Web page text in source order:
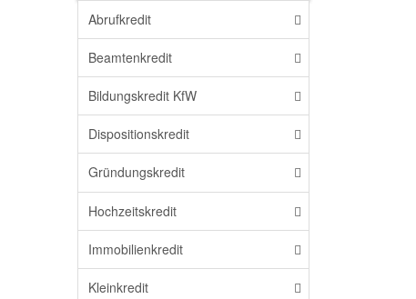
Abrufkredit
Beamtenkredit
Bildungskredit KfW
Dispositionskredit
Gründungskredit
Hochzeitskredit
Immobilienkredit
Kleinkredit